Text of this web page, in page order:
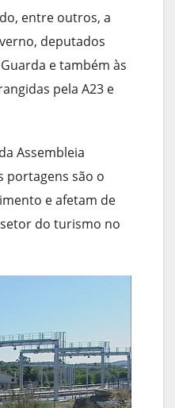
entre outros, a
deputados
e também às
pela A23 e
Assembleia
portagens são o
e afetam de
do turismo no